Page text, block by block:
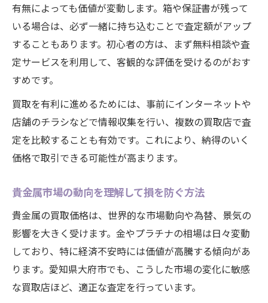
キャンペーン併用で貴金属の査定額をアッ
プさせる
有無によっても価値が変動します。箱や保証書が残って
いる場合は、必ず一緒に持ち込むことで査定額がアップ
することもあります。初心者の方は、まず無料相談や査
定サービスを利用して、客観的な評価を受けるのがおす
すめです。
買取を有利に進めるためには、事前にインターネットや
店舗のチラシなどで情報収集を行い、複数の買取店で査
定を比較することも有効です。これにより、納得のいく
価格で取引できる可能性が高まります。
貴金属市場の動向を理解して損を防ぐ方法
貴金属の買取価格は、世界的な市場動向や為替、景気の
影響を大きく受けます。金やプラチナの相場は日々変動
しており、特に経済不安時には価値が高騰する傾向があ
ります。愛知県大府市でも、こうした市場の変化に敏感
な買取店ほど、適正な査定を行っています。